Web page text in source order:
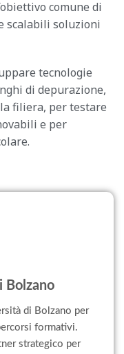
comune di
scalabili soluzioni
tecnologie
di depurazione,
filiera, per testare
e per
Bolzano
di Bolzano per
formativi.
strategico per